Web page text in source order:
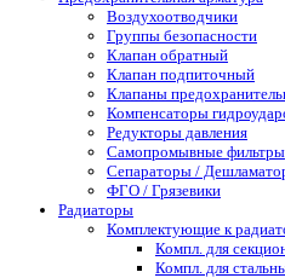
Воздухоотводчики
Группы безопасности
Клапан обратный
Клапан подпиточный
Клапаны
Компенсаторы
Редукторы давления
Самопромывные фильтры
Сепараторы /
ФГО / Грязевики
Радиаторы
Комплектующие к
Компл. для
Компл. для